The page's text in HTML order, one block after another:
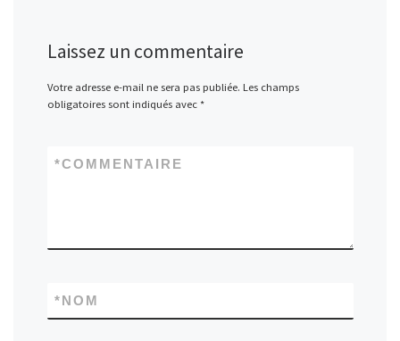
Laissez un commentaire
Votre adresse e-mail ne sera pas publiée. Les champs
obligatoires sont indiqués avec *
COMMENTAIRE
*
NOM
*